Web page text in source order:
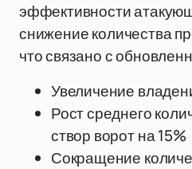
эффективности
снижение количества
что связано с
Увеличение
Рост среднего
створ ворот на 15%
Сокращение